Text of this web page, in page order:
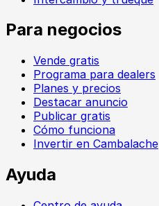
Para negocios
Vende gratis
Programa para dealers
Planes y precios
Destacar anuncio
Publicar gratis
Cómo funciona
Invertir en Cambalache
Ayuda